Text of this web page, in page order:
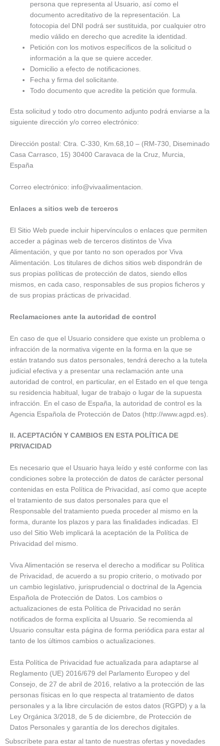
persona que representa al Usuario, así como el
documento acreditativo de la representación. La
fotocopia del DNI podrá ser sustituida, por cualquier otro
medio válido en derecho que acredite la identidad.
Petición con los motivos específicos de la solicitud o
información a la que se quiere acceder.
Domicilio a efecto de notificaciones.
Fecha y firma del solicitante.
Todo documento que acredite la petición que formula.
Esta solicitud y todo otro documento adjunto podrá enviarse a la
siguiente dirección y/o correo electrónico:
Dirección postal: Ctra. C-330, Km.68,10 – (RM-730, Diseminado
Casa Carrasco, 15) 30400 Caravaca de la Cruz, Murcia,
España
Correo electrónico: info@vivaalimentacion.
Enlaces a sitios web de terceros
El Sitio Web puede incluir hipervínculos o enlaces que permiten
acceder a páginas web de terceros distintos de Viva
Alimentación, y que por tanto no son operados por Viva
Alimentación. Los titulares de dichos sitios web dispondrán de
sus propias políticas de protección de datos, siendo ellos
mismos, en cada caso, responsables de sus propios ficheros y
de sus propias prácticas de privacidad.
Reclamaciones ante la autoridad de control
En caso de que el Usuario considere que existe un problema o
infracción de la normativa vigente en la forma en la que se
están tratando sus datos personales, tendrá derecho a la tutela
judicial efectiva y a presentar una reclamación ante una
autoridad de control, en particular, en el Estado en el que tenga
su residencia habitual, lugar de trabajo o lugar de la supuesta
infracción. En el caso de España, la autoridad de control es la
Agencia Española de Protección de Datos (http://www.agpd.es).
II. ACEPTACIÓN Y CAMBIOS EN ESTA POLÍTICA DE
PRIVACIDAD
Es necesario que el Usuario haya leído y esté conforme con las
condiciones sobre la protección de datos de carácter personal
contenidas en esta Política de Privacidad, así como que acepte
el tratamiento de sus datos personales para que el
Responsable del tratamiento pueda proceder al mismo en la
forma, durante los plazos y para las finalidades indicadas. El
uso del Sitio Web implicará la aceptación de la Política de
Privacidad del mismo.
Viva Alimentación se reserva el derecho a modificar su Política
de Privacidad, de acuerdo a su propio criterio, o motivado por
un cambio legislativo, jurisprudencial o doctrinal de la Agencia
Española de Protección de Datos. Los cambios o
actualizaciones de esta Política de Privacidad no serán
notificados de forma explícita al Usuario. Se recomienda al
Usuario consultar esta página de forma periódica para estar al
tanto de los últimos cambios o actualizaciones.
Esta Política de Privacidad fue actualizada para adaptarse al
Reglamento (UE) 2016/679 del Parlamento Europeo y del
Consejo, de 27 de abril de 2016, relativo a la protección de las
personas físicas en lo que respecta al tratamiento de datos
personales y a la libre circulación de estos datos (RGPD) y a la
Ley Orgánica 3/2018, de 5 de diciembre, de Protección de
Datos Personales y garantía de los derechos digitales.
Subscríbete para estar al tanto de nuestras ofertas y novedades